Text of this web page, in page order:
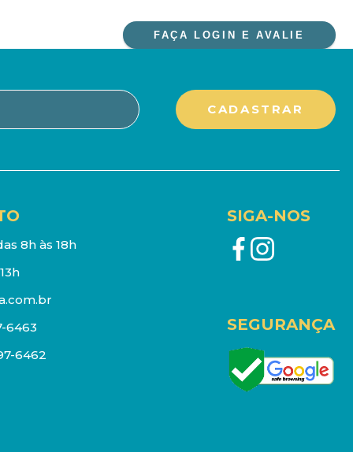
FAÇA LOGIN E AVALIE
8h às 18h
6463
6462
SIGA-NOS
SEGURANÇA